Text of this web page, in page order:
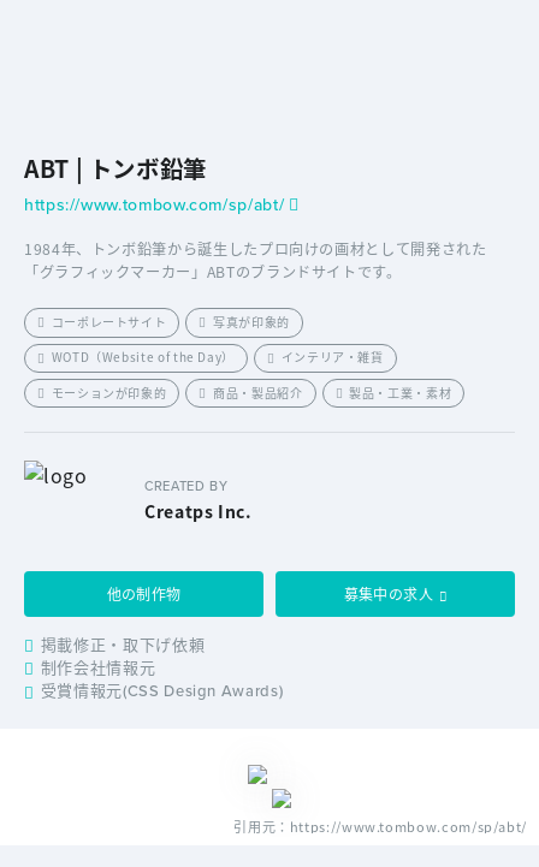
ABT | トンボ鉛筆
https://www.tombow.com/sp/abt/
1984年、トンボ鉛筆から誕生したプロ向けの画材として開発された
「グラフィックマーカー」ABTのブランドサイトです。
コーポレートサイト
写真が印象的
WOTD（Website of the Day）
インテリア・雑貨
モーションが印象的
商品・製品紹介 製品・工業・素材
CREATED BY
Creatps Inc.
他の制作物 募集中の求人
掲載修正・取下げ依頼
制作会社情報元
受賞情報元(CSS Design Awards)
引用元：https://www.tombow.com/sp/abt/